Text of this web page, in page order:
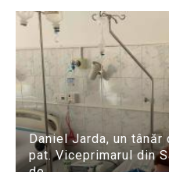
Daniel Jarda, un
pat. Viceprimarul din